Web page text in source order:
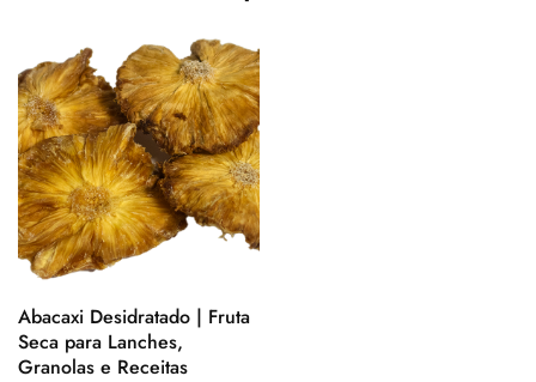
Pessoa
Abacaxi Desidratado | Fruta
Seca para Lanches,
Granolas e Receitas